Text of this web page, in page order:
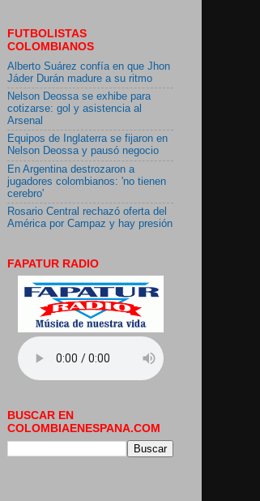
FUTBOLISTAS
COLOMBIANOS
Alberto Suárez confía en que Jhon
Jáder Durán madure a su ritmo
Nelson Deossa se exhibe para
cotizarse: gol y asistencia al
Arsenal
Equipos de Inglaterra se fijaron en
Nelson Deossa y pausó negocio
En Argentina destrozaron a
jugadores colombianos: 'no tienen
cerebro'
Rosario Central rechazó oferta del
América por Campaz y hay presión
FAPATUR RADIO
BUSCAR EN
COLOMBIAENESPANA.COM